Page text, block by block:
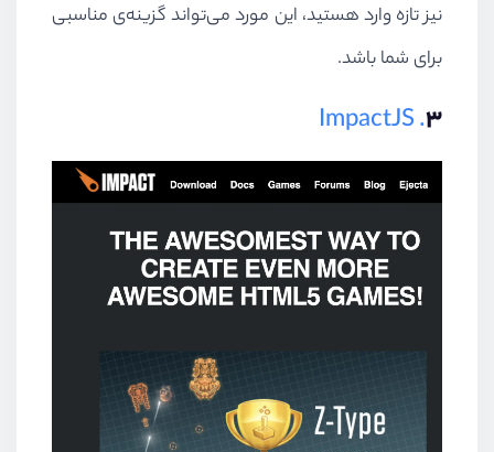
نیز تازه وارد هستید، این مورد می‌تواند گزینه‌ی مناسبی
برای شما باشد.
۳. ImpactJS